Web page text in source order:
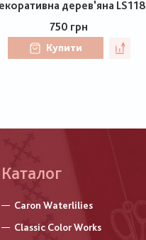
дерев'яна LS118
750 грн
Купити
Каталог
Caron Waterlilies
Classic Color Works